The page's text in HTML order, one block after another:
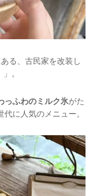
る、古民家を改装し
。
っふわのミルク氷がた
に人気のメニュー。